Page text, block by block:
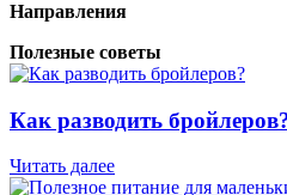
Направления
Полезные советы
Как разводить
Читать далее